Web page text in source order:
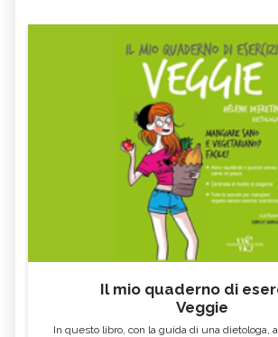
Il mio quaderno di
Veggie
In questo libro, con la guida di una dietologa,